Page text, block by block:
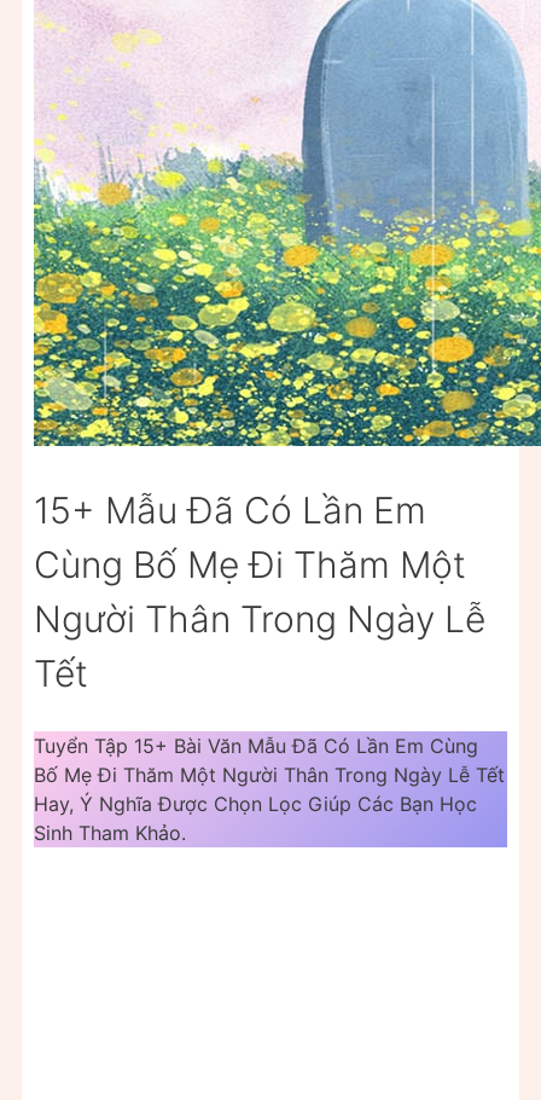
15+ Mẫu Đã Có Lần Em
Cùng Bố Mẹ Đi Thăm Một
Người Thân Trong Ngày Lễ
Tết
Tuyển Tập 15+ Bài Văn Mẫu Đã Có Lần Em Cùng
Bố Mẹ Đi Thăm Một Người Thân Trong Ngày Lễ Tết
Hay, Ý Nghĩa Được Chọn Lọc Giúp Các Bạn Học
Sinh Tham Khảo.